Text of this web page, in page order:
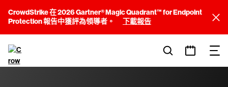
CrowdStrike 在 2026 Gartner® Magic Quadrant™ for Endpoint
Protection 報告中獲評為領導者。
下載報告